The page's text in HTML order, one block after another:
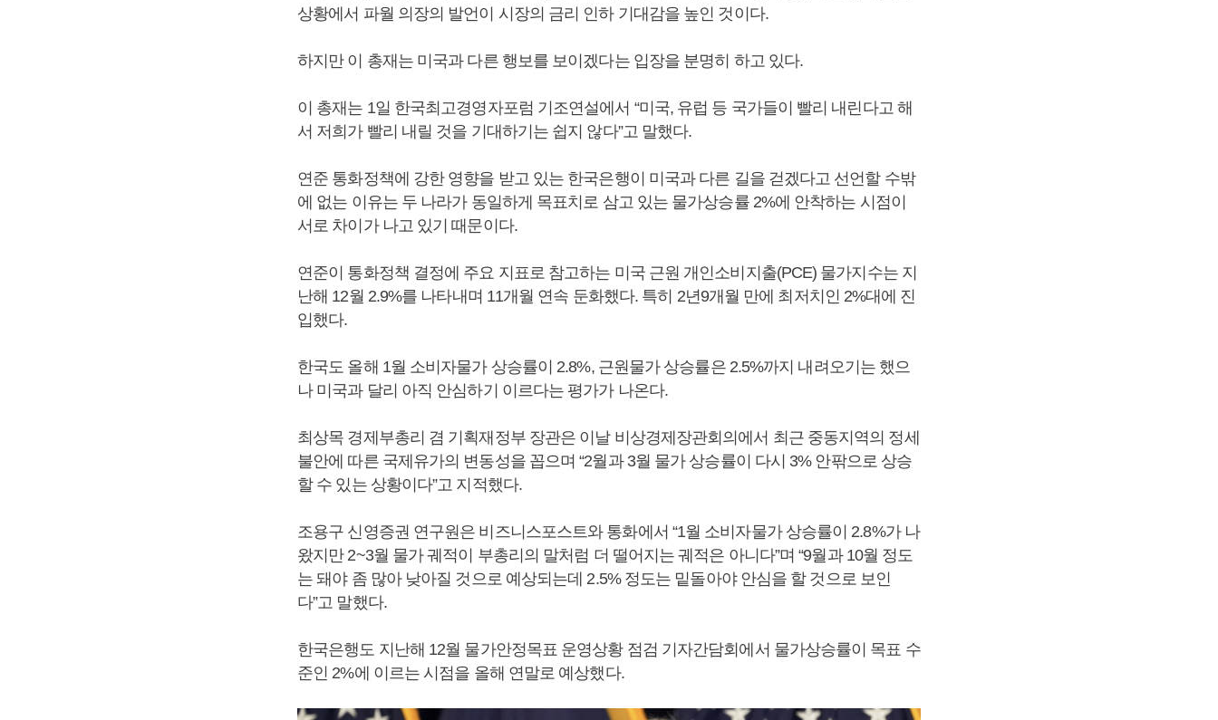
상황에서 파월 의장의 발언이 시장의 금리 인하 기대감을 높인 것이다.
하지만 이 총재는 미국과 다른 행보를 보이겠다는 입장을 분명히 하고 있다.
이 총재는 1일 한국최고경영자포럼 기조연설에서 “미국, 유럽 등 국가들이 빨리 내린다고 해
서 저희가 빨리 내릴 것을 기대하기는 쉽지 않다”고 말했다.
연준 통화정책에 강한 영향을 받고 있는 한국은행이 미국과 다른 길을 걷겠다고 선언할 수밖
에 없는 이유는 두 나라가 동일하게 목표치로 삼고 있는 물가상승률 2%에 안착하는 시점이
서로 차이가 나고 있기 때문이다.
연준이 통화정책 결정에 주요 지표로 참고하는 미국 근원 개인소비지출(PCE) 물가지수는 지
난해 12월 2.9%를 나타내며 11개월 연속 둔화했다. 특히 2년9개월 만에 최저치인 2%대에 진
입했다.
한국도 올해 1월 소비자물가 상승률이 2.8%, 근원물가 상승률은 2.5%까지 내려오기는 했으
나 미국과 달리 아직 안심하기 이르다는 평가가 나온다.
최상목 경제부총리 겸 기획재정부 장관은 이날 비상경제장관회의에서 최근 중동지역의 정세
불안에 따른 국제유가의 변동성을 꼽으며 “2월과 3월 물가 상승률이 다시 3% 안팎으로 상승
할 수 있는 상황이다”고 지적했다.
조용구 신영증권 연구원은 비즈니스포스트와 통화에서 “1월 소비자물가 상승률이 2.8%가 나
왔지만 2~3월 물가 궤적이 부총리의 말처럼 더 떨어지는 궤적은 아니다”며 “9월과 10월 정도
는 돼야 좀 많아 낮아질 것으로 예상되는데 2.5% 정도는 밑돌아야 안심을 할 것으로 보인
다”고 말했다.
한국은행도 지난해 12월 물가안정목표 운영상황 점검 기자간담회에서 물가상승률이 목표 수
준인 2%에 이르는 시점을 올해 연말로 예상했다.